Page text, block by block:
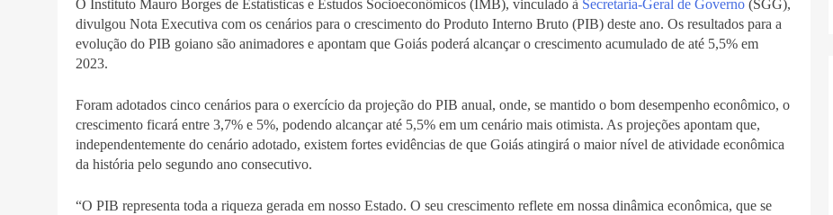
O Instituto Mauro Borges de Estatísticas e Estudos Socioeconômicos (IMB), vinculado à Secretaria-Geral de Governo (SGG),
divulgou Nota Executiva com os cenários para o crescimento do Produto Interno Bruto (PIB) deste ano. Os resultados para a
evolução do PIB goiano são animadores e apontam que Goiás poderá alcançar o crescimento acumulado de até 5,5% em
2023.
Foram adotados cinco cenários para o exercício da projeção do PIB anual, onde, se mantido o bom desempenho econômico, o
crescimento ficará entre 3,7% e 5%, podendo alcançar até 5,5% em um cenário mais otimista. As projeções apontam que,
independentemente do cenário adotado, existem fortes evidências de que Goiás atingirá o maior nível de atividade econômica
da história pelo segundo ano consecutivo.
“O PIB representa toda a riqueza gerada em nosso Estado. O seu crescimento reflete em nossa dinâmica econômica, que se